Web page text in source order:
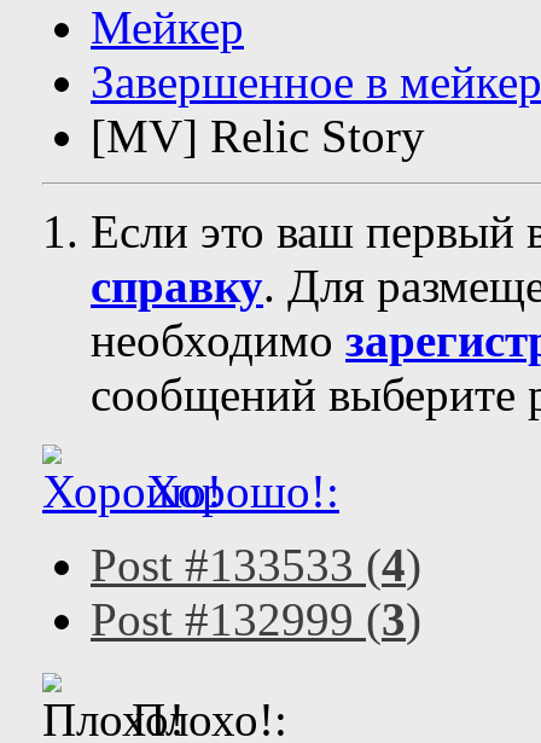
Мейкер
Завершенное в
[MV] Relic Story
Если это ваш первый
справку. Для
необходимо
сообщений выберите
Хорошо!:
Post #133533 (4)
Post #132999 (3)
Плохо!: